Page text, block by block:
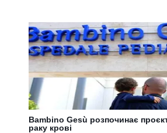
Bambino Gesù розпочинає
раку крові